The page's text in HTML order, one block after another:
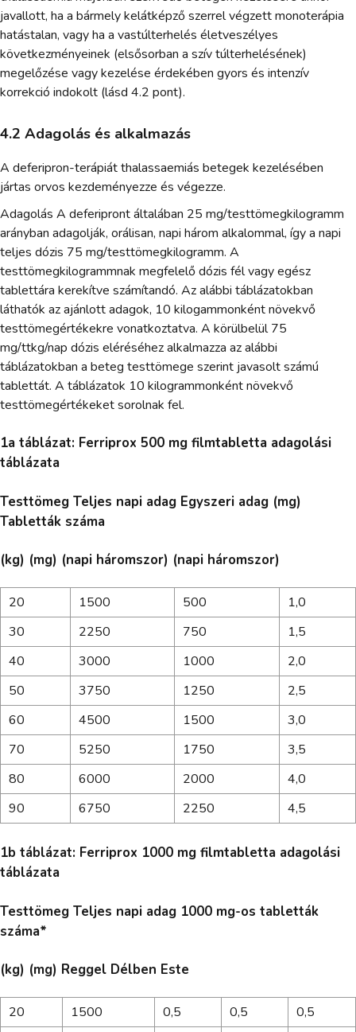
javallott, ha a bármely kelátképző szerrel végzett monoterápia
hatástalan, vagy ha a vastúlterhelés életveszélyes
következményeinek (elsősorban a szív túlterhelésének)
megelőzése vagy kezelése érdekében gyors és intenzív
korrekció indokolt (lásd 4.2 pont).
4.2 Adagolás és alkalmazás
A deferipron-terápiát thalassaemiás betegek kezelésében
jártas orvos kezdeményezze és végezze.
Adagolás A deferipront általában 25 mg/testtömegkilogramm
arányban adagolják, orálisan, napi három alkalommal, így a napi
teljes dózis 75 mg/testtömegkilogramm. A
testtömegkilogrammnak megfelelő dózis fél vagy egész
tablettára kerekítve számítandó. Az alábbi táblázatokban
láthatók az ajánlott adagok, 10 kilogammonként növekvő
testtömegértékekre vonatkoztatva. A körülbelül 75
mg/ttkg/nap dózis eléréséhez alkalmazza az alábbi
táblázatokban a beteg testtömege szerint javasolt számú
tablettát. A táblázatok 10 kilogrammonként növekvő
testtömegértékeket sorolnak fel.
1a táblázat: Ferriprox 500 mg filmtabletta adagolási
táblázata
Testtömeg Teljes napi adag Egyszeri adag (mg)
Tabletták száma
(kg) (mg) (napi háromszor) (napi háromszor)
20 1500 500
1,0
30
2250 750
1,5
40
3000 1000
2,0
50
3750 1250
2,5
60
4500 1500
3,0
70
5250 1750
3,5
80
6000 2000
4,0
90
6750 2250 4,5
1b táblázat: Ferriprox 1000 mg filmtabletta adagolási
táblázata
Testtömeg Teljes napi adag 1000 mg-os tabletták
száma*
(kg) (mg) Reggel Délben Este
20 1500 0,5 0,5
0,5